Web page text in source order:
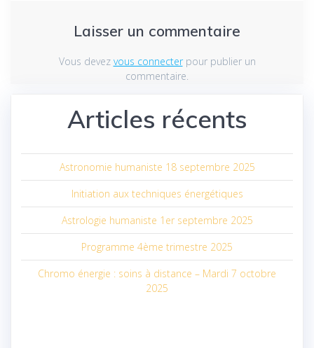
Laisser un commentaire
Vous devez vous connecterpour publier un
commentaire.
Articles récents
Astronomie humaniste 18 septembre 2025
Initiation aux techniques énergétiques
Astrologie humaniste 1er septembre 2025
Programme 4ème trimestre 2025
Chromo énergie : soins à distance – Mardi 7 octobre
2025